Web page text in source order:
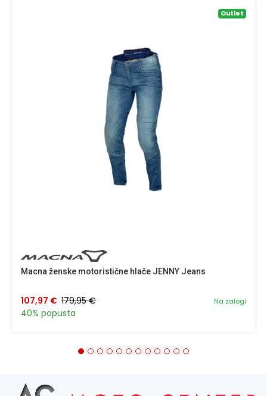
Outlet
Macna ženske motoristične hlače JENNY Jeans
Na zalogi
107,97 € 179,95 €
40% popusta